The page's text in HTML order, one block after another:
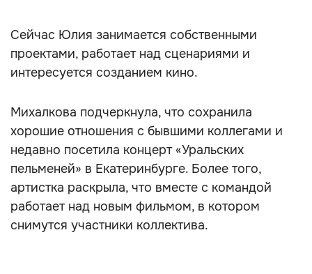
Сейчас Юлия занимается собственными
проектами, работает над сценариями и
интересуется созданием кино.
Михалкова подчеркнула, что сохранила
хорошие отношения с бывшими коллегами и
недавно посетила концерт «Уральских
пельменей» в Екатеринбурге. Более того,
артистка раскрыла, что вместе с командой
работает над новым фильмом, в котором
снимутся участники коллектива.